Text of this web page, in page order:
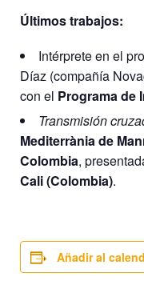
Últimos trabajos:
Intérprete en el
Díaz (compañía
con el Programa de
Transmisión
Mediterrània de
Colombia,
Cali (Colombia).
Añadir al